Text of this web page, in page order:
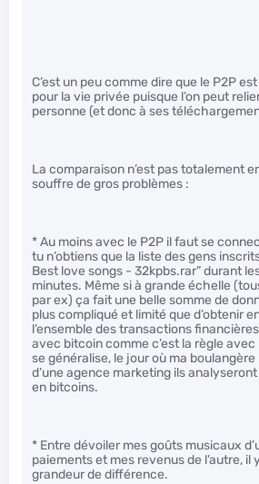
C’est un peu comme dire que le P2P
pour la vie privée puisque l’on peut
personne (et donc à ses
La comparaison n’est pas totalement
souffre de gros problèmes :
* Au moins avec le P2P il faut se
tu n’obtiens que la liste des gens
Best love songs - 32kpbs.rar” durant
minutes. Même si à grande échelle
par ex) ça fait une belle somme de
plus compliqué et limité que d’obtenir
l’ensemble des transactions
avec bitcoin comme c’est la règle avec
se généralise, le jour où ma
d’une agence marketing ils
en bitcoins.
* Entre dévoiler mes goûts musicaux
paiements et mes revenus de l’autre, il
grandeur de différence.